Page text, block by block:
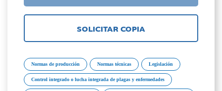
SOLICITAR COPIA
Normas de producción Normas técnicas Legislación
Control integrado o lucha integrada de plagas y enfermedades